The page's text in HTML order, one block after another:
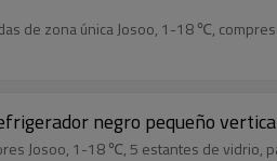
de zona única Josoo, 1-18 ℃,
negro pequeño
Josoo, 1-18 ℃, 5 estantes de vidrio,